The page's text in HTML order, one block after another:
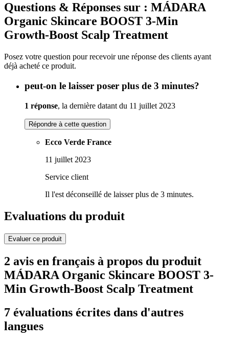
Questions & Réponses sur : MÁDARA
Organic Skincare BOOST 3-Min
Growth-Boost Scalp Treatment
Posez votre question pour recevoir une réponse des clients ayant
déjà acheté ce produit.
peut-on le laisser poser plus de 3 minutes?
1 réponse, la dernière datant du 11 juillet 2023
Répondre à cette question
Ecco Verde France
11 juillet 2023
Service client
Il l'est déconseillé de laisser plus de 3 minutes.
Evaluations du produit
Evaluer ce produit
2 avis en français à propos du produit
MÁDARA Organic Skincare BOOST 3-
Min Growth-Boost Scalp Treatment
7 évaluations écrites dans d'autres
langues